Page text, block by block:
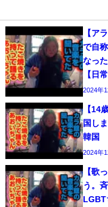
【ア
で自
なっ
【日
2024年
【14
国し
韓国
2024年
【歌
う。
LGBT